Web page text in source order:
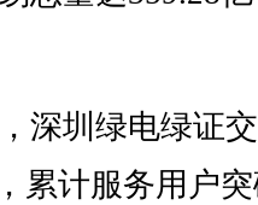
圳绿电绿证
累计服务用户